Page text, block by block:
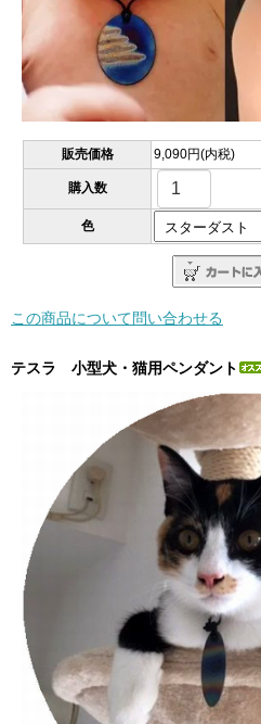
販売価格 9,090円(内税)
購入数
色
この商品について問い合わせる
テスラ 小型犬・猫用ペンダント